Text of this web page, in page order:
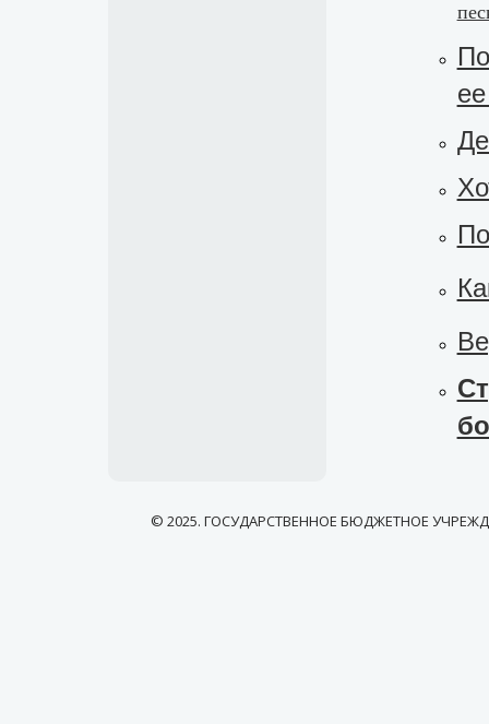
© 2025. ГОСУДАРСТВЕННОЕ БЮДЖЕТНОЕ